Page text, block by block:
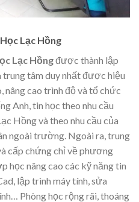
Lạc Hồng
Lạc Hồngđược thành lập
trung tâm duy nhất được hiệu
cao trình độ và tổ chức
Anh, tin học theo nhu cầu
Hồng và theo nhu cầu của
ngoài trường. Ngoài ra, trung
cấp chứng chỉ về phương
học nâng cao các kỹ năng tin
lập trình máy tính, sửa
Phòng học rộng rãi, thoáng